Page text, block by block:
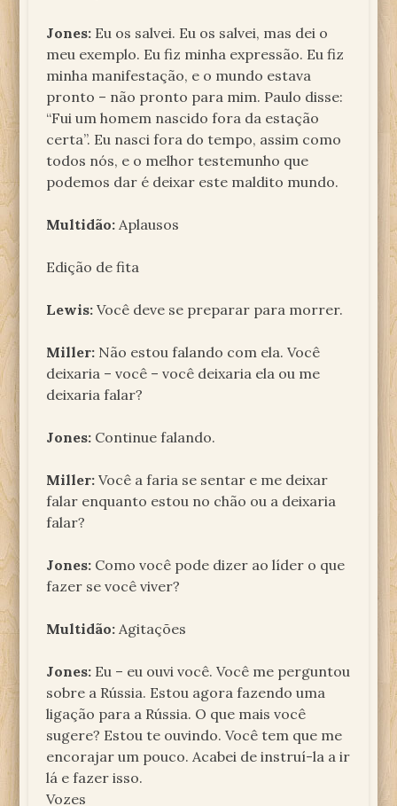
Jones: Eu os salvei. Eu os salvei, mas dei o
meu exemplo. Eu fiz minha expressão. Eu fiz
minha manifestação, e o mundo estava
pronto – não pronto para mim. Paulo disse:
“Fui um homem nascido fora da estação
certa”. Eu nasci fora do tempo, assim como
todos nós, e o melhor testemunho que
podemos dar é deixar este maldito mundo.
Multidão: Aplausos
Edição de fita
Lewis: Você deve se preparar para morrer.
Miller: Não estou falando com ela. Você
deixaria – você – você deixaria ela ou me
deixaria falar?
Jones: Continue falando.
Miller: Você a faria se sentar e me deixar
falar enquanto estou no chão ou a deixaria
falar?
Jones: Como você pode dizer ao líder o que
fazer se você viver?
Multidão: Agitações
Jones: Eu – eu ouvi você. Você me perguntou
sobre a Rússia. Estou agora fazendo uma
ligação para a Rússia. O que mais você
sugere? Estou te ouvindo. Você tem que me
encorajar um pouco. Acabei de instruí-la a ir
lá e fazer isso.
Vozes